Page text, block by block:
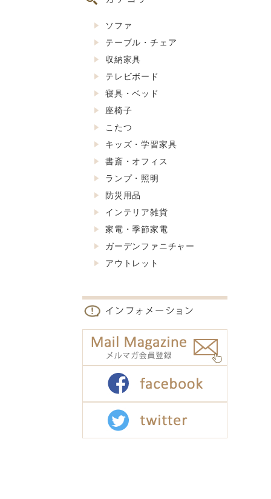
ソファ
テーブル・チェア
収納家具
テレビボード
寝具・ベッド
座椅子
こたつ
キッズ・学習家具
書斎・オフィス
ランプ・照明
防災用品
インテリア雑貨
家電・季節家電
ガーデンファニチャー
アウトレット